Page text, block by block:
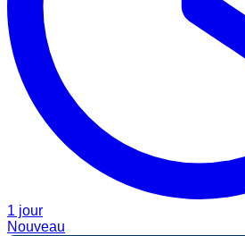
1 jour
Nouveau